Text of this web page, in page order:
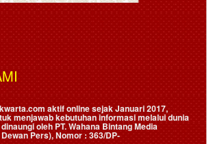
aktif online sejak Januari 2017,
menjawab kebutuhan informasi melalui dunia
oleh PT. Wahana Bintang Media
Pers), Nomor : 363/DP-